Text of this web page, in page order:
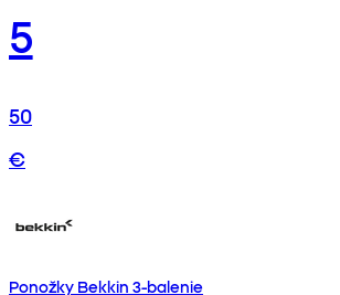
5
50
€
Ponožky Bekkin 3-balenie